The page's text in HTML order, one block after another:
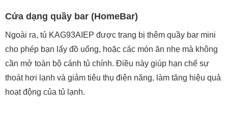
Cửa dạng quầy bar (HomeBar)
Ngoài ra, tủ KAG93AIEP được trang bị thêm quầy bar mini
cho phép bạn lấy đồ uống, hoặc các món ăn nhẹ mà không
cần mở toàn bộ cánh tủ chính. Điều này giúp hạn chế sự
thoát hơi lạnh và giảm tiêu thụ điện năng, làm tăng hiệu quả
hoạt động của tủ lạnh.